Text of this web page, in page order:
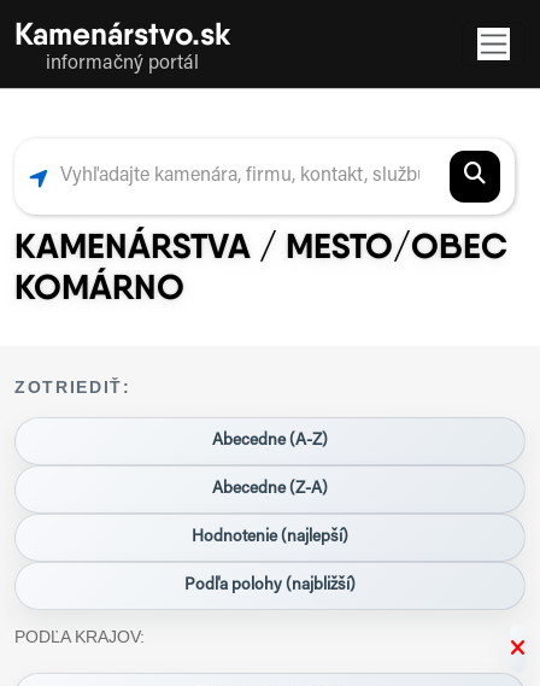
Kamenárstvo.sk
informačný portál
KAMENÁRSTVA / MESTO/OBEC
KOMÁRNO
ZOTRIEDIŤ:
Abecedne (A-Z)
Abecedne (Z-A)
Hodnotenie (najlepší)
Podľa polohy (najbližší)
PODĽA KRAJOV: